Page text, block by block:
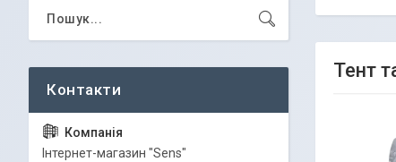
Тент
Iнтернет-магазин "Sens"